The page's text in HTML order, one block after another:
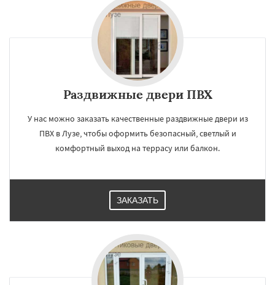
Раздвижные двери ПВХ
У нас можно заказать качественные раздвижные двери из
ПВХ в Лузе, чтобы оформить безопасный, светлый и
комфортный выход на террасу или балкон.
ЗАКАЗАТЬ